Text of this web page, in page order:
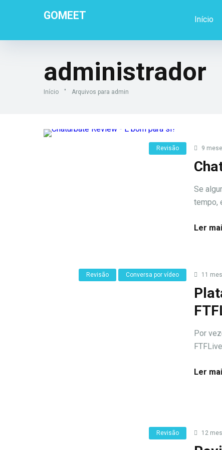
GOMEET Início
administrador
Início " Arquivos para admin
Revisão 9
Se
tempo,
Ler
Revisão Conversa por vídeo 11
Por
Ler
Revisão 12